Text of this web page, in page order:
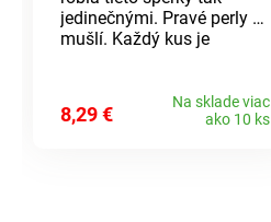
jedinečnými. Pravé perly z
mušlí. Každý kus je
8,29 €
Na sklade viac
ako 10 ks